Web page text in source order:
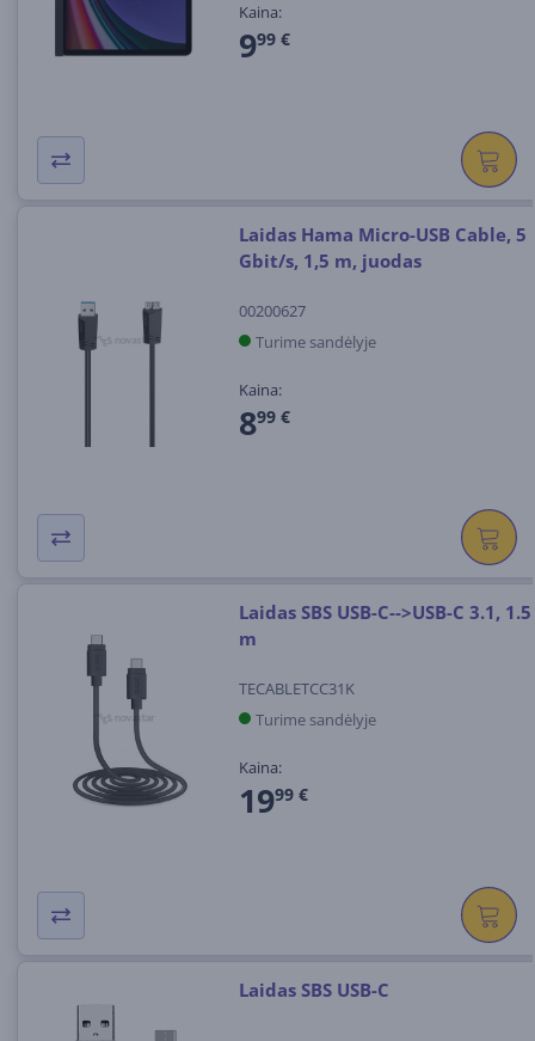
Kaina:
999 €
Laidas Hama Micro-USB Cable, 5
Gbit/s, 1,5 m, juodas
00200627
Turime sandėlyje
Kaina:
899 €
Laidas SBS USB-C-->USB-C 3.1, 1.5
m
TECABLETCC31K
Turime sandėlyje
Kaina:
1999 €
Laidas SBS USB-C